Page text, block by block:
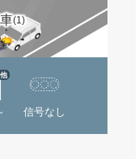
(1)
他
信号なし